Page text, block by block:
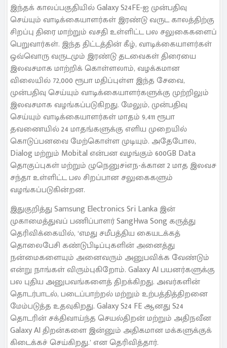
இந்தக் காலப்பகுதியில் Galaxy S24FE-ஐ முன்பதிவு
செய்யும் வாடிக்கையாளர்கள் இரண்டு வருட காலத்திற்கு
சிறப்பு திரை மாற்றும் வசதி உள்ளிட்ட பல சலுகைகளைப்
பெறுவார்கள். இந்த திட்டத்தின் கீழ், வாடிக்கையாளர்கள்
ஒவ்வொரு வருடமும் இரண்டு தடவைகள் திரையை
இலவசமாக மாற்றிக் கொள்ளலாம், வழக்கமான
விலையில் 72,000 ரூபா மதிப்புள்ள இந்த சேவை,
முன்பதிவு செய்யும் வாடிக்கையாளர்களுக்கு முற்றிலும்
இலவசமாக வழங்கப்படுகிறது. மேலும், முன்பதிவு
செய்யும் வாடிக்கையாளர்கள் மாதம் 9,411 ரூபா
தவணையில் 24 மாதங்களுக்கு எளிய முறையில்
கொடுப்பனவை மேற்கொள்ள முடியும். அதேபோல,
Dialog மற்றும் Mobital என்பன வழங்கும் 600GB Data
தொகுப்புகள் மற்றும் ழுநெனுசiஎந-க்கான 2 மாத இலவச
சந்தா உள்ளிட்ட பல சிறப்பான சலுகைகளும்
வழங்கப்படுகின்றன.
இதுகுறித்து Samsung Electronics Sri Lanka இன்
முகாமைத்துவப் பணிப்பாளர் SangHwa Song கருத்து
தெரிவிக்கையில், ‘எமது சமீபத்திய கையடக்கத்
தொலைபேசி கண்டுபிடிப்புகளின் அனைத்து
நன்மைகளையும் அனைவரும் அனுபவிக்க வேண்டும்
என்று நாங்கள் விரும்புகிறோம். Galaxy AI பயனர்களுக்கு
பல புதிய அனுபவங்களைத் திறக்கிறது. அவர்களின்
தொடர்பாடல், படைப்பாற்றல் மற்றும் உற்பத்தித்திறனை
மேம்படுத்த உதவுகிறது. Galaxy S24 FE ஆனது S24
தொடரின் சக்திவாய்ந்த செயல்திறன் மற்றும் அதிநவீன
Galaxy AI திறன்களை இன்னும் அதிகமான மக்களுக்குக்
கிடைக்கச் செய்கிறது.’ என தெரிவித்தார்.